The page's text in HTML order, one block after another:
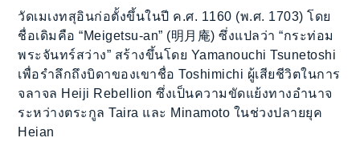
วัดเมเงทสุอินก่อตั้งขึ้นในปี ค.ศ. 1160 (พ.ศ. 1703) โดย
ชื่อเดิมคือ “Meigetsu-an” (明月庵) ซึ่งแปลว่า “กระท่อม
พระจันทร์สว่าง” สร้างขึ้นโดย Yamanouchi Tsunetoshi
เพื่อรำลึกถึงบิดาของเขาชื่อ Toshimichi ผู้เสียชีวิตในการ
จลาจล Heiji Rebellion ซึ่งเป็นความขัดแย้งทางอำนาจ
ระหว่างตระกูล Taira และ Minamoto ในช่วงปลายยุค
Heian